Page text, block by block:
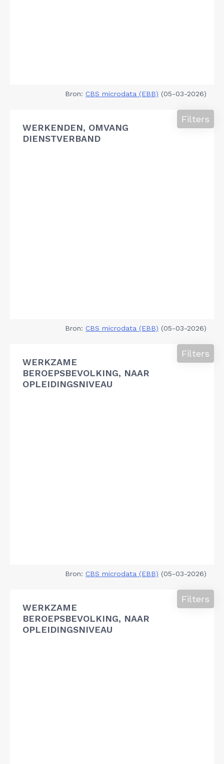
Bron: CBS microdata (EBB) (05-03-2026)
WERKENDEN, OMVANG
DIENSTVERBAND
Filters
Bron: CBS microdata (EBB) (05-03-2026)
WERKZAME
BEROEPSBEVOLKING, NAAR
OPLEIDINGSNIVEAU
Filters
Bron: CBS microdata (EBB) (05-03-2026)
WERKZAME
BEROEPSBEVOLKING, NAAR
OPLEIDINGSNIVEAU
Filters